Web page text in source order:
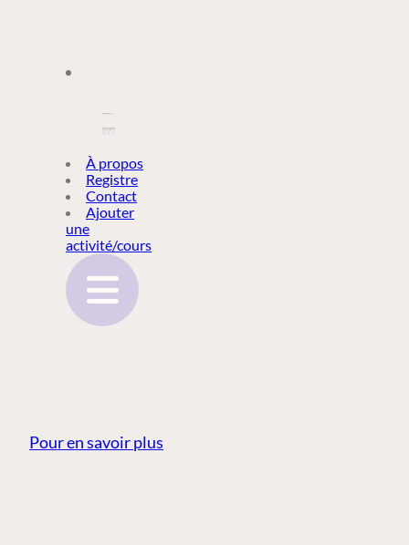
REGISTRE
CONTACT
À propos
Registre
Contact
Ajouter
une
activité/cours
Pour en savoir plus